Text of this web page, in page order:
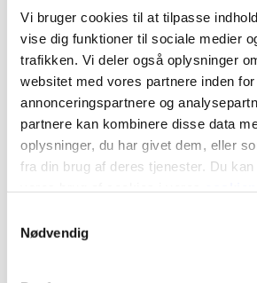
Vi bruger cookies til at tilpasse
vise dig funktioner til sociale medier
trafikken. Vi deler også oplysninger
websitet med vores partnere inden
annonceringspartnere og
partnere kan kombinere disse data
oplysninger, du har givet dem, eller
fra din brug af deres tjenester. Du
Nødvendig